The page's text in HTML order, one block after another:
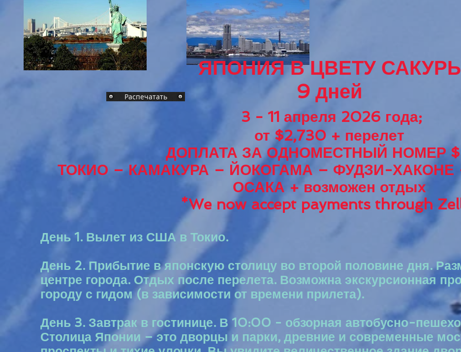
ЯПОНИЯ В ЦВЕТУ
9 дней
3 - 11 апреля 2026 года;
от $2,730 + перелет
ДОПЛАТА ЗА ОДНОМЕСТНЫЙ НОМЕР
ТОКИО – КАМАКУРА – ЙОКОГАМА – ФУДЗИ-ХАКОНЕ
ОСАКА + возможен отдых
*We now accept payments through
День 1. Вылет из США в Токио.
День 2. Прибытие в японскую столицу во второй половине дня.
центре города. Отдых после перелета. Возможна экскурсионная
городу с гидом (в зависимости от времени прилета).
День 3. Завтрак в гостинице. В 10:00 - обзорная автобусно-
Столица Японии – это дворцы и парки, древние и современные
Распечатать